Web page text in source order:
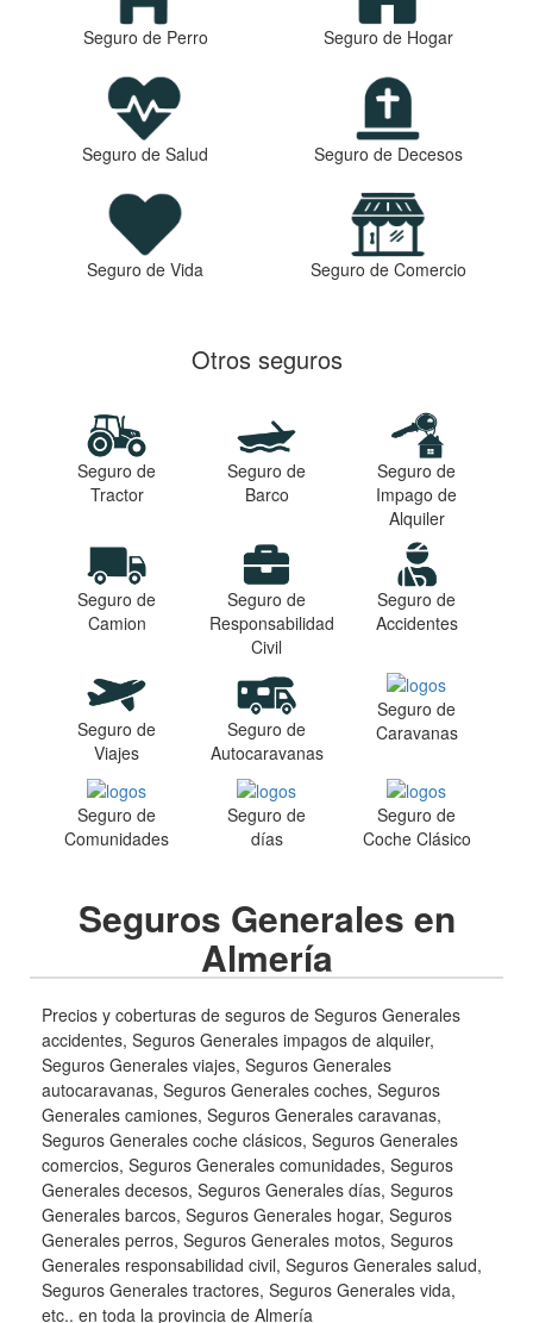
Seguro de Perro Seguro de Hogar
Seguro de Salud Seguro de Decesos
Seguro de Vida Seguro de Comercio
Otros seguros
Seguro de
Tractor
Seguro de
Barco
Seguro de
Impago de
Alquiler
Seguro de
Camion
Seguro de
Responsabilidad
Civil
Seguro de
Accidentes
Seguro de
Viajes
Seguro de
Autocaravanas
Seguro de
Caravanas
Seguro de
Comunidades
Seguro de
días
Seguro de
Coche Clásico
Seguros Generales en
Almería
Precios y coberturas de seguros de Seguros Generales
accidentes, Seguros Generales impagos de alquiler,
Seguros Generales viajes, Seguros Generales
autocaravanas, Seguros Generales coches, Seguros
Generales camiones, Seguros Generales caravanas,
Seguros Generales coche clásicos, Seguros Generales
comercios, Seguros Generales comunidades, Seguros
Generales decesos, Seguros Generales días, Seguros
Generales barcos, Seguros Generales hogar, Seguros
Generales perros, Seguros Generales motos, Seguros
Generales responsabilidad civil, Seguros Generales salud,
Seguros Generales tractores, Seguros Generales vida,
etc.. en toda la provincia de Almería